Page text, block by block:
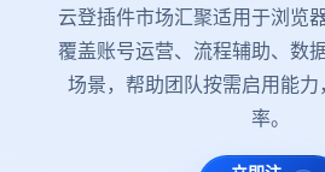
云登插件市场汇聚适用于浏览
覆盖账号运营、流程辅助、数
场景，帮助团队按需启用能
率。